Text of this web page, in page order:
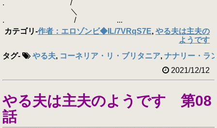
. /
＼
. / ...
カテゴリ-作者：エロゾンビ◆IL/7VRqS7E, やる夫は主夫の
ようです
タグ- やる夫, コーネリア・リ・ブリタニア, ナナリー・ラ
2021/12/12
やる夫は主夫のようです 第08
話